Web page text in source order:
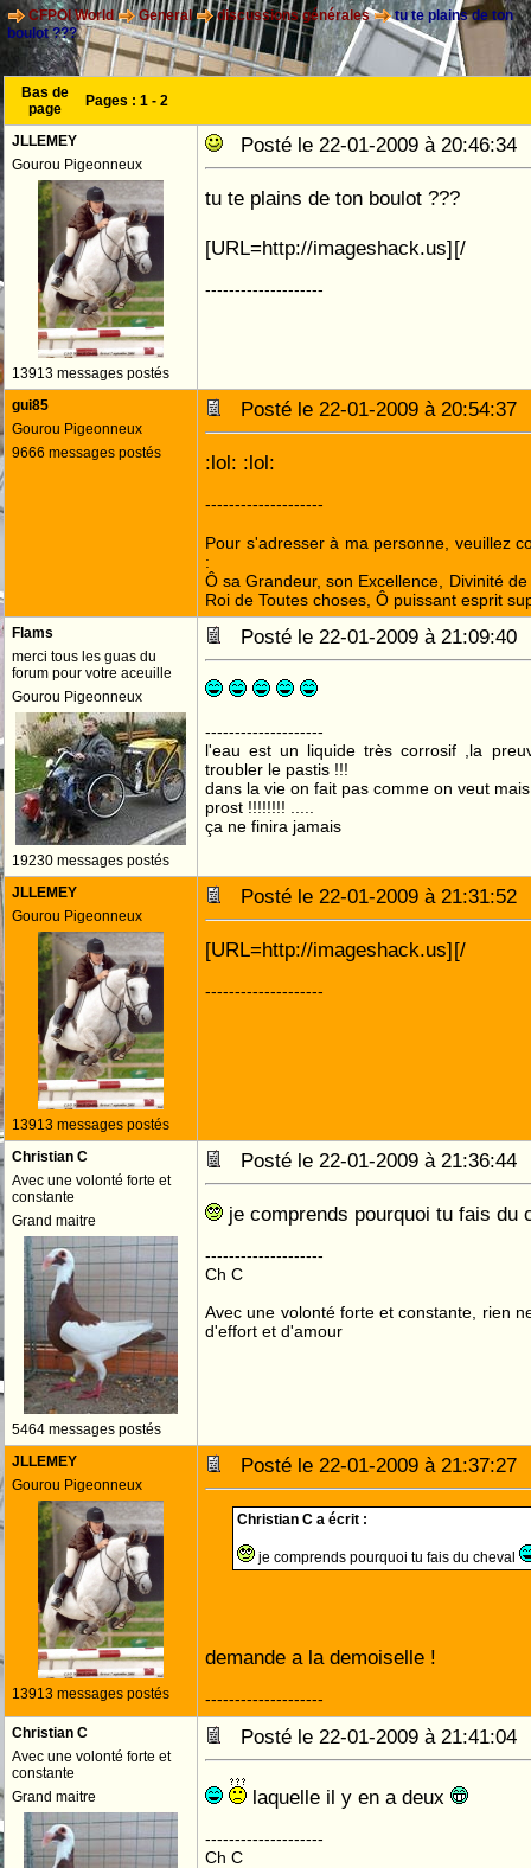
CFPOI World General discussions générales
tu te plains de ton
boulot ???
Bas de
page
Pages : 1 - 2
JLLEMEY
Gourou Pigeonneux
13913 messages postés
Posté le 22-01-2009 à
tu te plains de ton boulot ???
[URL=http://imageshack.us][/
--------------------
gui85
Gourou Pigeonneux
9666 messages postés
Posté le 22-01-2009 à
:lol: :lol:
--------------------
Pour s'adresser à ma personne, veuillez
:
Ô sa Grandeur, son Excellence, Divinité
Roi de Toutes choses, Ô puissant esprit
Flams
merci tous les guas du
forum pour votre aceuille
Gourou Pigeonneux
19230 messages postés
Posté le 22-01-2009 à
--------------------
l'eau est un liquide très corrosif ,la
troubler le pastis !!!
dans la vie on fait pas comme on veut
prost !!!!!!!! .....
ça ne finira jamais
JLLEMEY
Gourou Pigeonneux
13913 messages postés
Posté le 22-01-2009 à
[URL=http://imageshack.us][/
--------------------
Christian C
Avec une volonté forte et
constante
Grand maitre
5464 messages postés
Posté le 22-01-2009 à
je comprends pourquoi tu fais du
--------------------
Ch C
Avec une volonté forte et constante, rien
d'effort et d'amour
JLLEMEY
Gourou Pigeonneux
13913 messages postés
Posté le 22-01-2009 à
Christian C a écrit :
je comprends pourquoi tu fais du cheval
demande a la demoiselle !
--------------------
Christian C
Avec une volonté forte et
constante
Grand maitre
Posté le 22-01-2009 à
laquelle il y en a deux
--------------------
Ch C